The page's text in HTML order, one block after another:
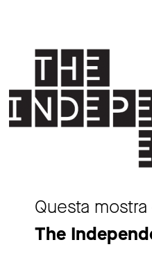
Questa
The